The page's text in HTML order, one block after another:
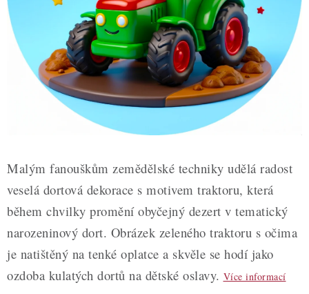
DÁRKOVÉ POUKAZY
TÉMATICKÉ PRODUKTY
PROFI BALENÍ
ZNAČKY
Nepřevzetí zásilky na dobírku
Obchodní podmínky
Hodnocení obchodu
Blog
Moje objednávka
Podmínky ochrany osobních údajů
Malým fanouškům zemědělské techniky udělá radost
veselá dortová dekorace s motivem traktoru, která
během chvilky promění obyčejný dezert v tematický
narozeninový dort. Obrázek zeleného traktoru s očima
je natištěný na tenké oplatce a skvěle se hodí jako
ozdoba kulatých dortů na dětské oslavy. Více informací